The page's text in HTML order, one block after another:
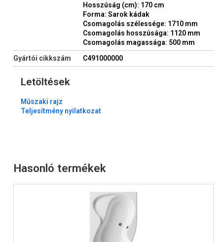
Hosszúság (cm): 170 cm
Forma: Sarok kádak
Csomagolás szélessége: 1710 mm
Csomagolás hosszúsága: 1120 mm
Csomagolás magassága: 500 mm
Gyártói cikkszám
C491000000
Letöltések
Műszaki rajz
Teljesítmény nyilatkozat
Hasonló termékek